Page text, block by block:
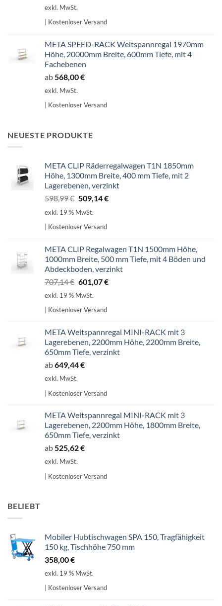
exkl. MwSt.
| Kostenloser Versand
META SPEED-RACK Weitspannregal 1970mm
Höhe, 20000mm Breite, 600mm Tiefe, mit 4
Fachebenen
ab 568,00€
exkl. MwSt.
| Kostenloser Versand
NEUESTE PRODUKTE
META CLIP Räderregalwagen T1N 1850mm
Höhe, 1300mm Breite, 400 mm Tiefe, mit 2
Lagerebenen, verzinkt
598,99€ Ursprünglicher
Preis
598,99 €
509,14€Aktueller
exkl. 19 % MwSt.
| Kostenloser Versand
META CLIP Regalwagen T1N 1500mm Höhe,
1000mm Breite, 500 mm Tiefe, mit 4 Böden und
Abdeckboden, verzinkt
707,14€ Ursprünglicher
Preis
707,14 €
601,07€Aktueller
exkl. 19 % MwSt.
| Kostenloser Versand
META Weitspannregal MINI-RACK mit 3
Lagerebenen, 2200mm Höhe, 2200mm Breite,
650mm Tiefe, verzinkt
ab649,44€
exkl. MwSt.
| Kostenloser Versand
META Weitspannregal MINI-RACK mit 3
Lagerebenen, 2200mm Höhe, 1800mm Breite,
650mm Tiefe, verzinkt
ab525,62€
exkl. MwSt.
| Kostenloser Versand
BELIEBT
Mobiler Hubtischwagen SPA 150, Tragfähigkeit
150 kg, Tischhöhe 750 mm
358,00€
exkl. 19 % MwSt.
| Kostenloser Versand